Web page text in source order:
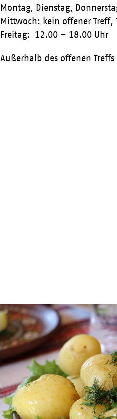
Montag, Dienstag,
Mittwoch: kein offener Treff,
Freitag: 12.00 – 18.00 Uhr
Außerhalb des offenen